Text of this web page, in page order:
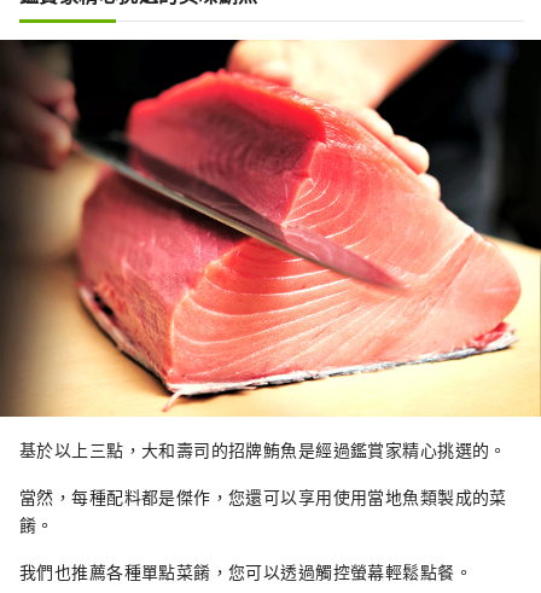
基於以上三點，大和壽司的招牌鮪魚是經過鑑賞家精心挑選的。
當然，每種配料都是傑作，您還可以享用使用當地魚類製成的菜
餚。
我們也推薦各種單點菜餚，您可以透過觸控螢幕輕鬆點餐。